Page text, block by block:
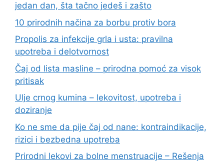
jedan dan, šta tačno jedeš i zašto
10 prirodnih načina za borbu protiv bora
Propolis za infekcije grla i usta: pravilna
upotreba i delotvornost
Čaj od lista masline – prirodna pomoć za visok
pritisak
Ulje crnog kumina – lekovitost, upotreba i
doziranje
Ko ne sme da pije čaj od nane: kontraindikacije,
rizici i bezbedna upotreba
Prirodni lekovi za bolne menstruacije – Rešenja